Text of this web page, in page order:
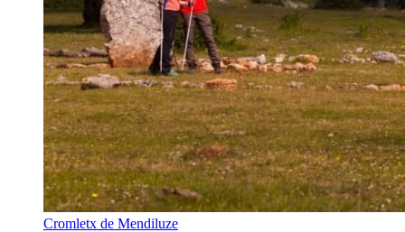
Cromletx de Mendiluze